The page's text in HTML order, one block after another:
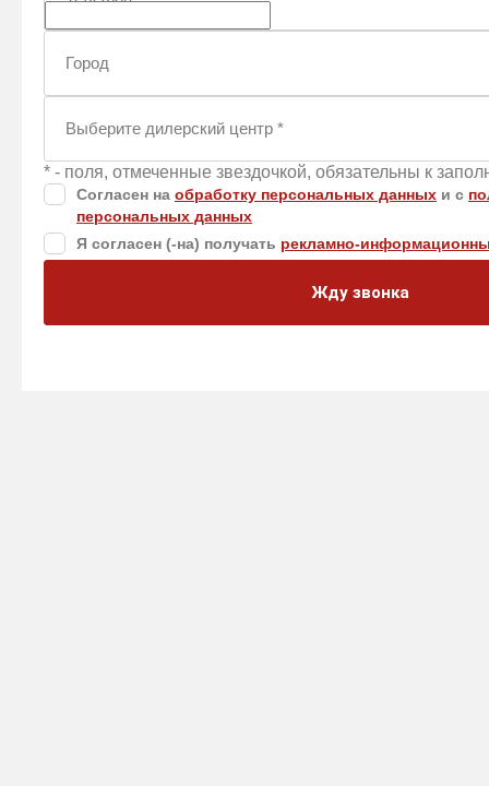
Город
Выберите дилерский центр *
* - поля, отмеченные звездочкой, обязательны к
Согласен на обработку персональных данных и c
персональных данных
Я согласен (-на) получать рекламно-
Жду звонка